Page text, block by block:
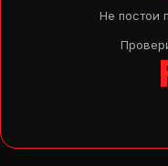
Не постои